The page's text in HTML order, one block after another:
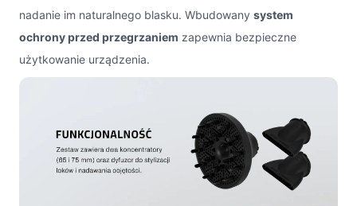
nadanie im naturalnego blasku. Wbudowany system
ochrony przed przegrzaniem zapewnia bezpieczne
użytkowanie urządzenia.